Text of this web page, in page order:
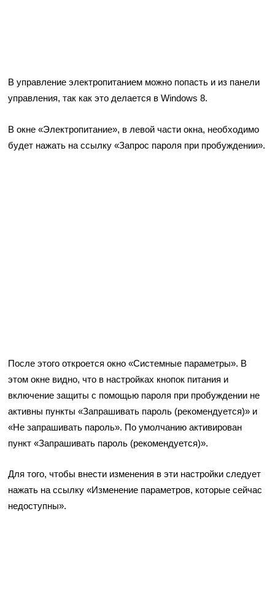
В управление электропитанием можно попасть и из панели
управления, так как это делается в Windows 8.
В окне «Электропитание», в левой части окна, необходимо
будет нажать на ссылку «Запрос пароля при пробуждении».
После этого откроется окно «Системные параметры». В
этом окне видно, что в настройках кнопок питания и
включение защиты с помощью пароля при пробуждении не
активны пункты «Запрашивать пароль (рекомендуется)» и
«Не запрашивать пароль». По умолчанию активирован
пункт «Запрашивать пароль (рекомендуется)».
Для того, чтобы внести изменения в эти настройки следует
нажать на ссылку «Изменение параметров, которые сейчас
недоступны».